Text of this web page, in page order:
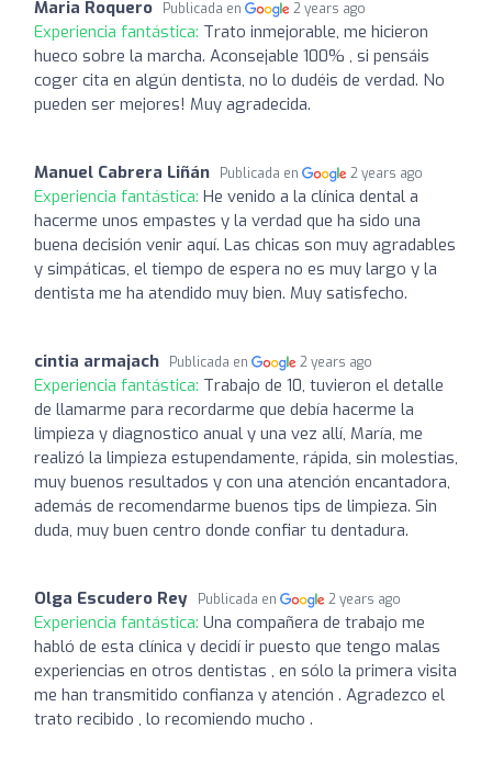
Maria Roquero Publicada en 2 years ago
Experiencia fantástica: Trato inmejorable, me hicieron
hueco sobre la marcha. Aconsejable 100% , si pensáis
coger cita en algún dentista, no lo dudéis de verdad. No
pueden ser mejores! Muy agradecida.
Manuel Cabrera Liñán Publicada en 2 years ago
Experiencia fantástica: He venido a la clínica dental a
hacerme unos empastes y la verdad que ha sido una
buena decisión venir aquí. Las chicas son muy agradables
y simpáticas, el tiempo de espera no es muy largo y la
dentista me ha atendido muy bien. Muy satisfecho.
cintia armajach Publicada en 2 years ago
Experiencia fantástica: Trabajo de 10, tuvieron el detalle
de llamarme para recordarme que debía hacerme la
limpieza y diagnostico anual y una vez allí, María, me
realizó la limpieza estupendamente, rápida, sin molestias,
muy buenos resultados y con una atención encantadora,
además de recomendarme buenos tips de limpieza. Sin
duda, muy buen centro donde confiar tu dentadura.
Olga Escudero Rey Publicada en 2 years ago
Experiencia fantástica: Una compañera de trabajo me
habló de esta clínica y decidí ir puesto que tengo malas
experiencias en otros dentistas , en sólo la primera visita
me han transmitido confianza y atención . Agradezco el
trato recibido , lo recomiendo mucho .